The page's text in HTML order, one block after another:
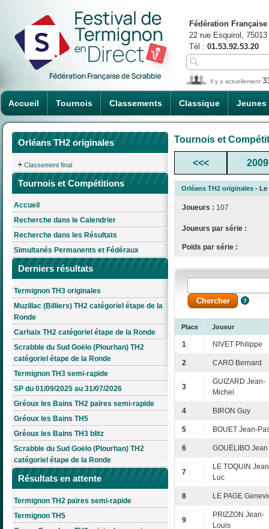
Accueil Tournois Classements Classique Jeunes
Fédération
22 rue Esquirol,
Tél : 01.53.92.53.20
Il y a actuellement
Orléans TH2 originales
Classement final
Tournois et Compétitions
Accueil
Recherche dans le Calendrier
Recherche dans les Résultats
Simultanés Permanents et Fédéraux
Derniers résultats
Termignon TH3 originales
Muzillac (Billiers) TH2 catégoriel étape de la
Ronde
Carhaix TH2 catégoriel étape de la Ronde
Scrabble du Sud Goëlo (Plourhan) TH2
catégoriel étape de la Ronde
Termignon TH3 semi-rapide
SP du 01/09/2025 au 31/07/2026
Gréoux les Bains TH2 paires semi-rapide
Gréoux les Bains TH5
Gréoux les Bains TH3 blitz
Scrabble du Sud Goëlo (Plourhan) TH2
catégoriel étape de la Ronde
Résultats en attente
Termignon TH2 paires semi-rapide
Termignon TH5
Tournois et
<<< 2009
Orléans TH2 originales - Le
Joueurs : 107
Joueurs par série :
Poids par série :
Place Joueur
1 NIVET Philippe
2 CARO Bernard
3
GUIZARD Jean-
Michel
4 BIRON Guy
5 BOUET Jean-
6 GOUËLIBO Jean
7
LE TOQUIN
Luc
8 LE PAGE
9
PRIZZON Jean-
Louis